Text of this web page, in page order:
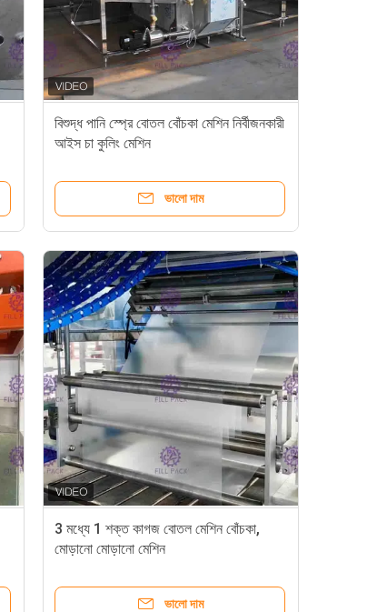
বিশুদ্ধ পানি স্প্রে বোতল বোঁচকা মেশিন নির্বীজনকারী
আইস চা কুলিং মেশিন
ভালো দাম
3 মধ্যে 1 শক্ত কাগজ বোতল মেশিন বোঁচকা,
মোড়ানো মোড়ানো মেশিন
ভালো দাম